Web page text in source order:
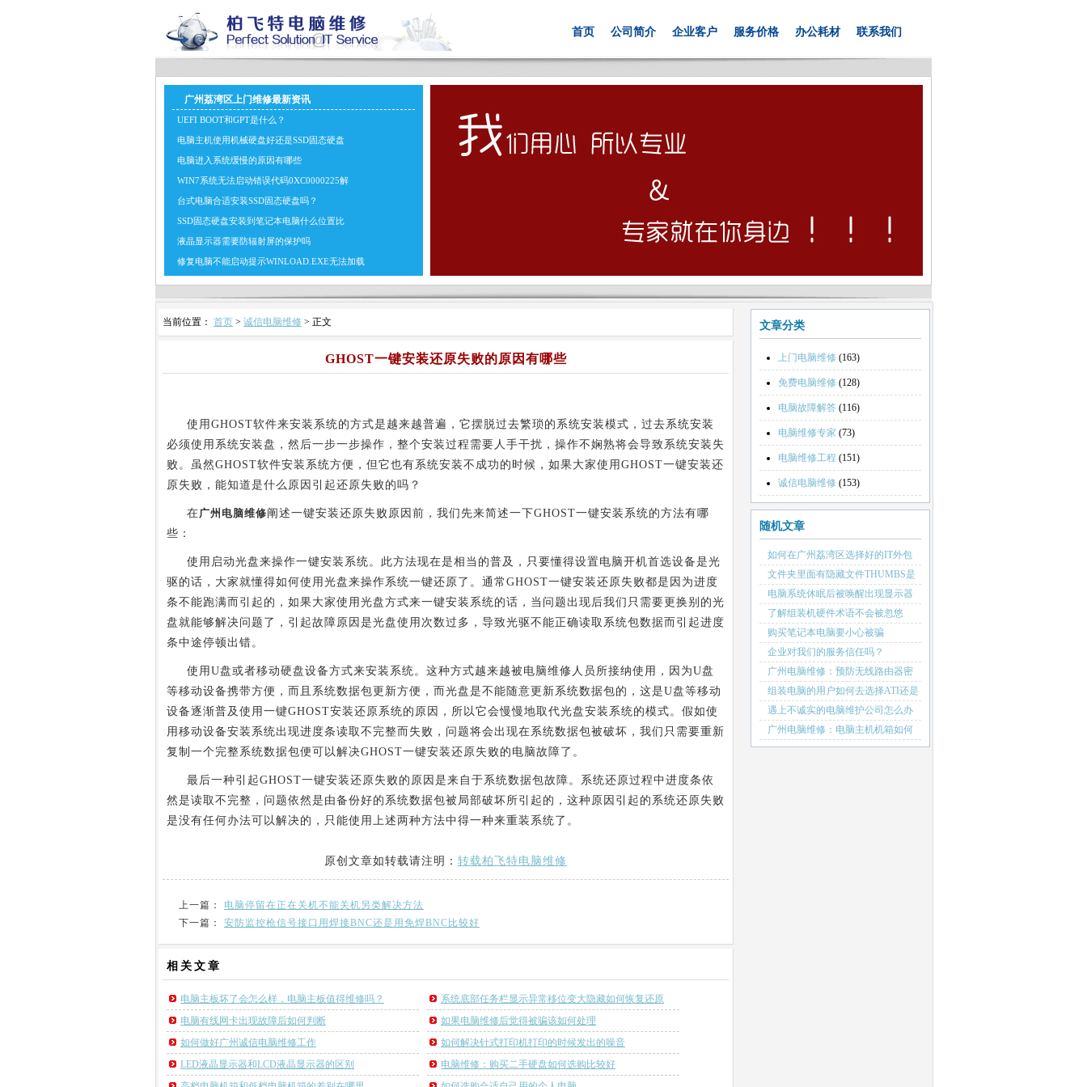
首页 公司简介 企业客户 服务价格 办公耗材 联系我们
广州荔湾区上门维修最新资讯
UEFI BOOT和GPT是什么？
电脑主机使用机械硬盘好还是SSD固态硬盘
电脑进入系统缓慢的原因有哪些
WIN7系统无法启动错误代码0XC0000225解
台式电脑合适安装SSD固态硬盘吗？
SSD固态硬盘安装到笔记本电脑什么位置比
液晶显示器需要防辐射屏的保护吗
修复电脑不能启动提示WINLOAD.EXE无法加载
当前位置： 首页 > 诚信电脑维修 > 正文
GHOST一键安装还原失败的原因有哪些
使用GHOST软件来安装系统的方式是越来越普遍，它摆脱过去繁琐的系统安装模式，过去系统安装
必须使用系统安装盘，然后一步一步操作，整个安装过程需要人手干扰，操作不娴熟将会导致系统安装失
败。虽然GHOST软件安装系统方便，但它也有系统安装不成功的时候，如果大家使用GHOST一键安装还
原失败，能知道是什么原因引起还原失败的吗？
在广州电脑维修阐述一键安装还原失败原因前，我们先来简述一下GHOST一键安装系统的方法有哪
些：
使用启动光盘来操作一键安装系统。此方法现在是相当的普及，只要懂得设置电脑开机首选设备是光
驱的话，大家就懂得如何使用光盘来操作系统一键还原了。通常GHOST一键安装还原失败都是因为进度
条不能跑满而引起的，如果大家使用光盘方式来一键安装系统的话，当问题出现后我们只需要更换别的光
盘就能够解决问题了，引起故障原因是光盘使用次数过多，导致光驱不能正确读取系统包数据而引起进度
条中途停顿出错。
使用U盘或者移动硬盘设备方式来安装系统。这种方式越来越被电脑维修人员所接纳使用，因为U盘
等移动设备携带方便，而且系统数据包更新方便，而光盘是不能随意更新系统数据包的，这是U盘等移动
设备逐渐普及使用一键GHOST安装还原系统的原因，所以它会慢慢地取代光盘安装系统的模式。假如使
用移动设备安装系统出现进度条读取不完整而失败，问题将会出现在系统数据包被破坏，我们只需要重新
复制一个完整系统数据包便可以解决GHOST一键安装还原失败的电脑故障了。
最后一种引起GHOST一键安装还原失败的原因是来自于系统数据包故障。系统还原过程中进度条依
然是读取不完整，问题依然是由备份好的系统数据包被局部破坏所引起的，这种原因引起的系统还原失败
是没有任何办法可以解决的，只能使用上述两种方法中得一种来重装系统了。
原创文章如转载请注明： 转载柏飞特电脑维修
上一篇： 电脑停留在正在关机不能关机另类解决方法
下一篇： 安防监控枪信号接口用焊接BNC还是用免焊BNC比较好
相关 文章
电脑主板坏了会怎么样，电脑主板值得维修吗？
系统底部任务栏显示异常移位变大隐藏如何恢复还原
电脑有线网卡出现故障后如何判断
如果电脑维修后觉得被骗该如何处理
如何做好广州诚信电脑维修工作
如何解决针式打印机打印的时候发出的噪音
LED液晶显示器和LCD液晶显示器的区别
电脑维修：购买二手硬盘如何选购比较好
文章分类
上门电脑维修 (163)
免费电脑维修 (128)
电脑故障解答 (116)
电脑维修专家 (73)
电脑维修工程 (151)
诚信电脑维修 (153)
随机文章
如何在广州荔湾区选择好的IT外包
维护电脑公司
文件夹里面有隐藏文件THUMBS是
不是病毒？
电脑系统休眠后被唤醒出现显示器
花屏现象的原因
了解组装机硬件术语不会被忽悠
购买笔记本电脑要小心被骗
企业对我们的服务信任吗？
广州电脑维修：预防无线路由器密
码被破解的有效办法
组装电脑的用户如何去选择ATI还是
NVIDIA显卡呢？
遇上不诚实的电脑维护公司怎么办
广州电脑维修：电脑主机机箱如何
选购才合理